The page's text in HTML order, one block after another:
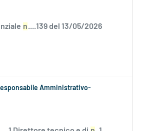
n....139 del 13/05/2026
Amministrativo-